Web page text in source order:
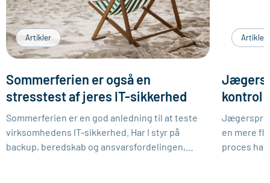
Artikler
Sommerferien er også en
stresstest af jeres IT-sikkerhed
Sommerferien er en god anledning til at teste
virksomhedens IT-sikkerhed. Har I styr på
backup, beredskab og ansvarsfordelingen,
Artikler
kontrol
en mere
proces